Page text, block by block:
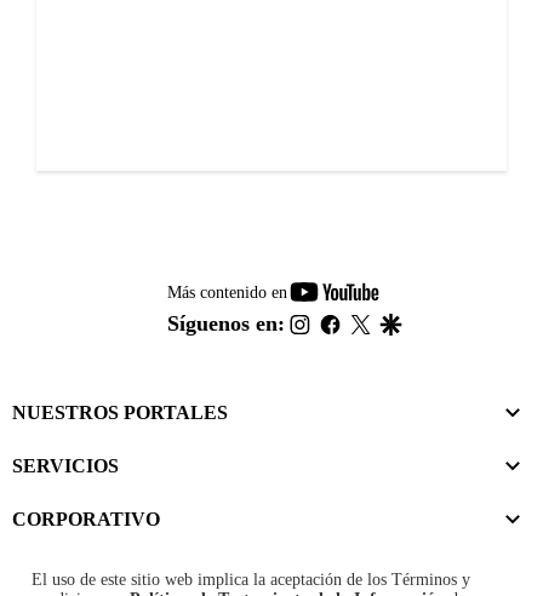
Más contenido en
youtube-
footer
Síguenos en: instagram
facebook
twitter
NUESTROS PORTALES
SERVICIOS
CORPORATIVO
El uso de este sitio web implica la aceptación de los Términos y